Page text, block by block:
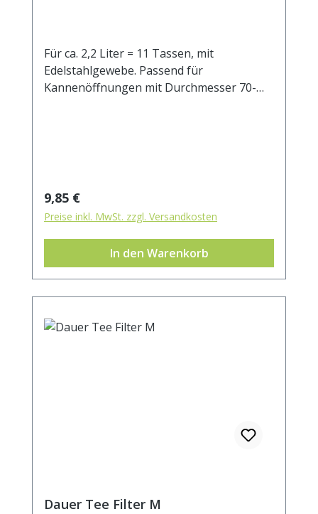
Für ca. 2,2 Liter = 11 Tassen, mit
Edelstahlgewebe. Passend für
Kannenöffnungen mit Durchmesser 70-
Regulärer Preis:
9,85 €
Preise inkl. MwSt. zzgl. Versandkosten
In den Warenkorb
Dauer Tee Filter M